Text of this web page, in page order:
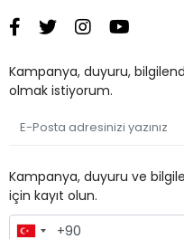
Kampanya, duyuru,
olmak istiyorum.
Kampanya, duyuru ve
için kayıt olun.